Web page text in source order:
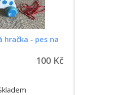
hračka - pes na
100 Kč